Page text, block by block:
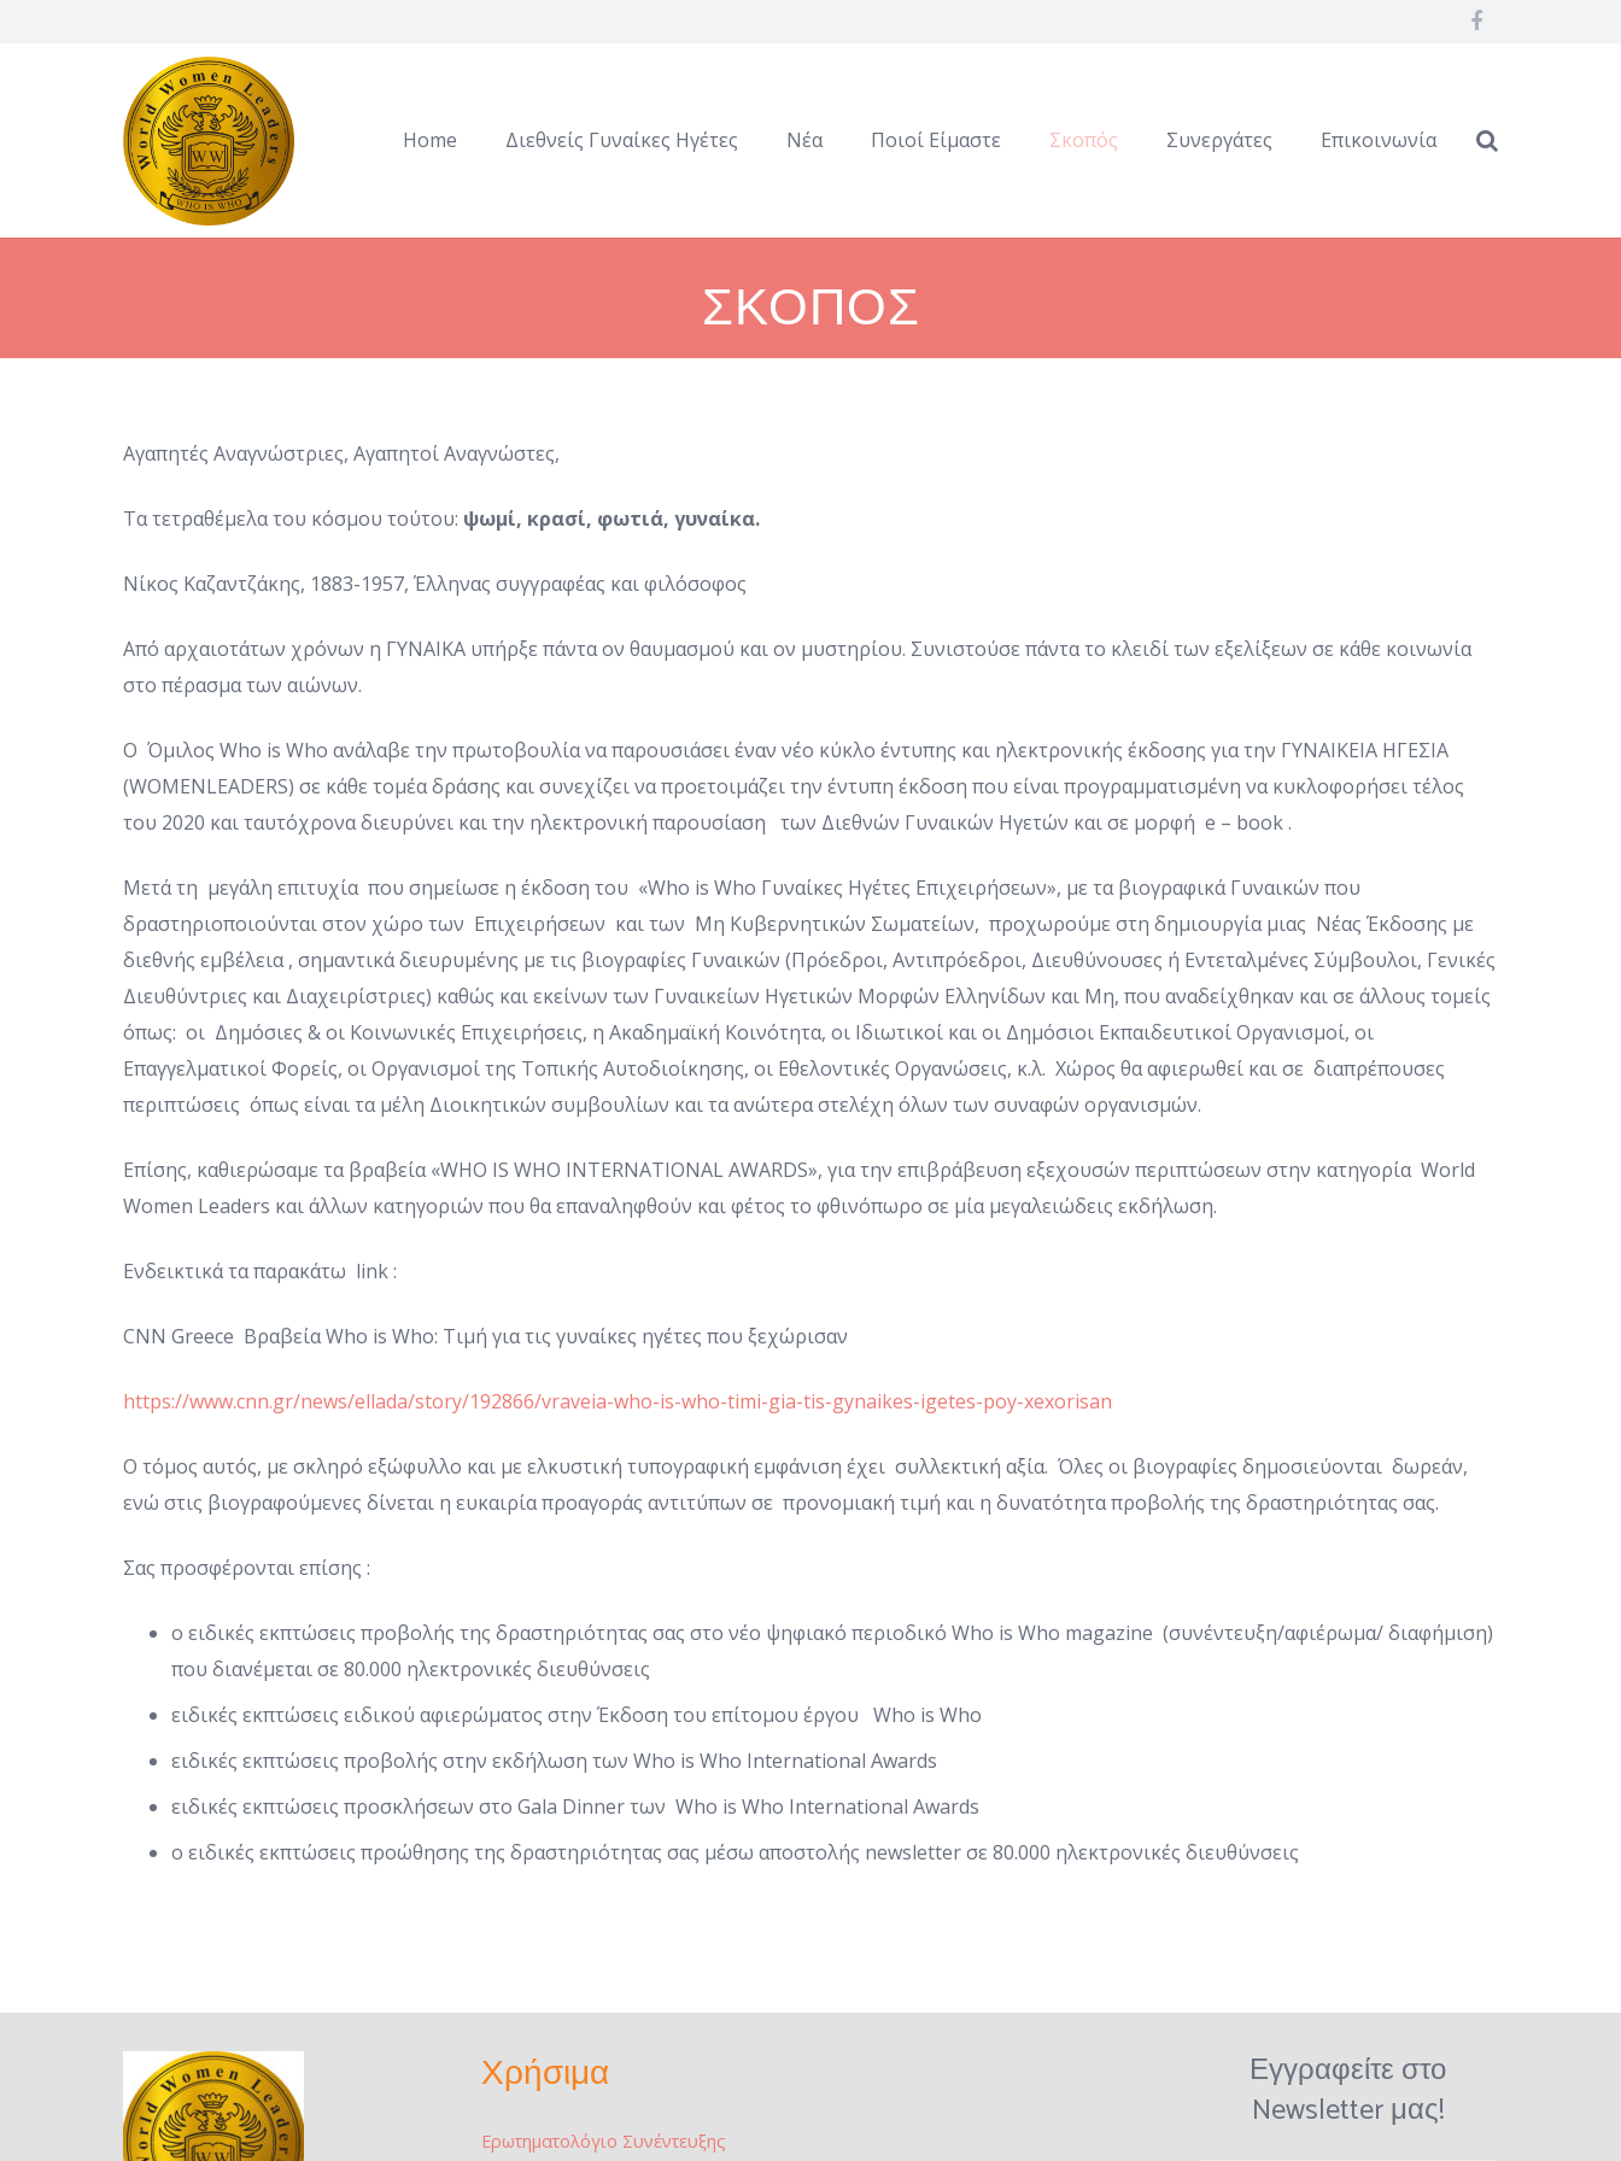
Home Διεθνείς Γυναίκες Ηγέτες Νέα Ποιοί Είμαστε Σκοπός Συνεργάτες Επικοινωνία
ΣΚΟΠΟΣ
Αγαπητές Αναγνώστριες, Αγαπητοί Αναγνώστες,
Τα τετραθέμελα του κόσμου τούτου: ψωμί, κρασί, φωτιά, γυναίκα.
Νίκος Καζαντζάκης, 1883-1957, Έλληνας συγγραφέας και φιλόσοφος
Από αρχαιοτάτων χρόνων η ΓΥΝΑΙΚΑ υπήρξε πάντα ον θαυμασμού και ον μυστηρίου. Συνιστούσε πάντα το κλειδί των εξελίξεων σε κάθε κοινωνία
στο πέρασμα των αιώνων.
Ο Όμιλος Who is Who ανάλαβε την πρωτοβουλία να παρουσιάσει έναν νέο κύκλο έντυπης και ηλεκτρονικής έκδοσης για την ΓΥΝΑΙΚΕΙΑ ΗΓΕΣΙΑ
(WOMENLEADERS) σε κάθε τομέα δράσης και συνεχίζει να προετοιμάζει την έντυπη έκδοση που είναι προγραμματισμένη να κυκλοφορήσει τέλος
του 2020 και ταυτόχρονα διευρύνει και την ηλεκτρονική παρουσίαση των Διεθνών Γυναικών Ηγετών και σε μορφή e – book .
Μετά τη μεγάλη επιτυχία που σημείωσε η έκδοση του «Who is Who Γυναίκες Ηγέτες Επιχειρήσεων», με τα βιογραφικά Γυναικών που
δραστηριοποιούνται στον χώρο των Επιχειρήσεων και των Μη Κυβερνητικών Σωματείων, προχωρούμε στη δημιουργία μιας Νέας Έκδοσης με
διεθνής εμβέλεια , σημαντικά διευρυμένης με τις βιογραφίες Γυναικών (Πρόεδροι, Αντιπρόεδροι, Διευθύνουσες ή Εντεταλμένες Σύμβουλοι, Γενικές
Διευθύντριες και Διαχειρίστριες) καθώς και εκείνων των Γυναικείων Ηγετικών Μορφών Ελληνίδων και Μη, που αναδείχθηκαν και σε άλλους τομείς
όπως: οι Δημόσιες & οι Κοινωνικές Επιχειρήσεις, η Ακαδημαϊκή Κοινότητα, οι Ιδιωτικοί και οι Δημόσιοι Εκπαιδευτικοί Οργανισμοί, οι
Επαγγελματικοί Φορείς, οι Οργανισμοί της Τοπικής Αυτοδιοίκησης, οι Εθελοντικές Οργανώσεις, κ.λ. Χώρος θα αφιερωθεί και σε διαπρέπουσες
περιπτώσεις όπως είναι τα μέλη Διοικητικών συμβουλίων και τα ανώτερα στελέχη όλων των συναφών οργανισμών.
Επίσης, καθιερώσαμε τα βραβεία «WHO IS WHO INTERNATIONAL AWARDS», για την επιβράβευση εξεχουσών περιπτώσεων στην κατηγορία World
Women Leaders και άλλων κατηγοριών που θα επαναληφθούν και φέτος το φθινόπωρο σε μία μεγαλειώδεις εκδήλωση.
Ενδεικτικά τα παρακάτω link :
CNN Greece Βραβεία Who is Who: Τιμή για τις γυναίκες ηγέτες που ξεχώρισαν
https://www.cnn.gr/news/ellada/story/192866/vraveia-who-is-who-timi-gia-tis-gynaikes-igetes-poy-xexorisan
Ο τόμος αυτός, με σκληρό εξώφυλλο και με ελκυστική τυπογραφική εμφάνιση έχει συλλεκτική αξία. Όλες οι βιογραφίες δημοσιεύονται δωρεάν,
ενώ στις βιογραφούμενες δίνεται η ευκαιρία προαγοράς αντιτύπων σε προνομιακή τιμή και η δυνατότητα προβολής της δραστηριότητας σας.
Σας προσφέρονται επίσης :
o ειδικές εκπτώσεις προβολής της δραστηριότητας σας στο νέο ψηφιακό περιοδικό Who is Who magazine (συνέντευξη/αφιέρωμα/ διαφήμιση)
που διανέμεται σε 80.000 ηλεκτρονικές διευθύνσεις
ειδικές εκπτώσεις ειδικού αφιερώματος στην Έκδοση του επίτομου έργου Who is Who
ειδικές εκπτώσεις προβολής στην εκδήλωση των Who is Who International Awards
ειδικές εκπτώσεις προσκλήσεων στο Gala Dinner των Who is Who International Awards
o ειδικές εκπτώσεις προώθησης της δραστηριότητας σας μέσω αποστολής newsletter σε 80.000 ηλεκτρονικές διευθύνσεις
Χρήσιμα
Ερωτηματολόγιο Συνέντευξης
Εγγραφείτε στο
Newsletter μας!